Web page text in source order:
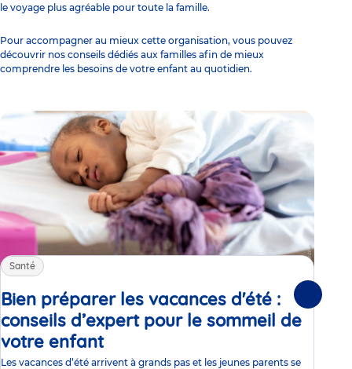
le voyage plus agréable pour toute la famille.
Pour accompagner au mieux cette organisation, vous pouvez
découvrir nos conseils dédiés aux familles afin de mieux
comprendre les besoins de votre enfant au quotidien.
Santé
Bien préparer les vacances d'été :
conseils d’expert pour le sommeil de
votre enfantArticle
Les vacances d’été arrivent à grands pas et les jeunes parents se